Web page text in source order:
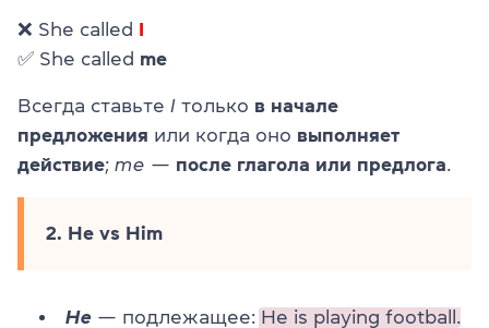
❌ She called I
✅ She called me
Всегда ставьте I только в начале
предложения или когда оно выполняет
действие; me — после глагола или предлога
2. He vs Him
He — подлежащее: He is playing football.